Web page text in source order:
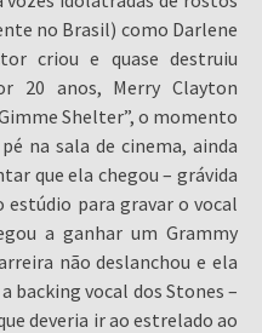
no Brasil) como Darlene
criou e quase destruiu
20 anos, Merry Clayton
Shelter”, o momento
na sala de cinema, ainda
que ela chegou – grávida
estúdio para gravar o vocal
a ganhar um Grammy
não deslanchou e ela
backing vocal dos Stones –
deveria ir ao estrelado ao